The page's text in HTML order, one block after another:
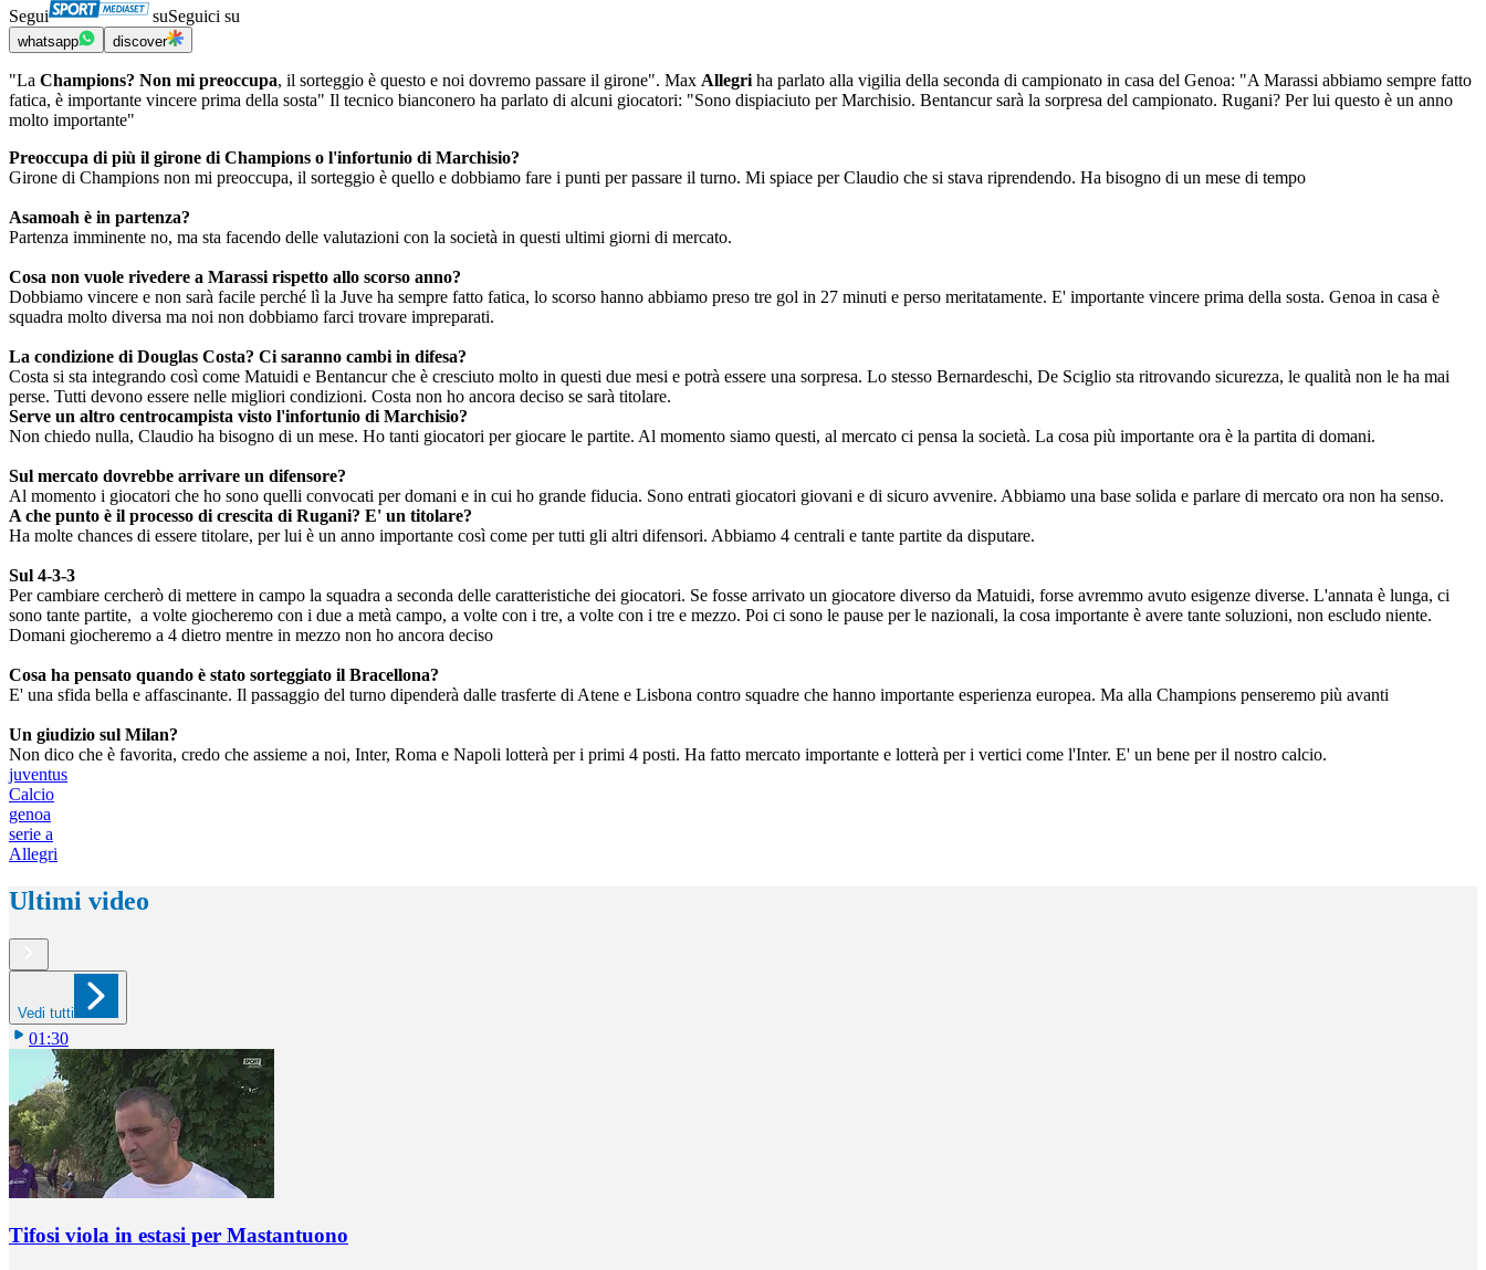
Segui suSeguici su
whatsapp discover
"La Champions? Non mi preoccupa, il sorteggio è questo e noi dovremo passare il girone". Max Allegri ha parlato alla vigilia della seconda di campionato in casa del Genoa: "A Marassi abbiamo sempre fatto
fatica, è importante vincere prima della sosta" Il tecnico bianconero ha parlato di alcuni giocatori: "Sono dispiaciuto per Marchisio. Bentancur sarà la sorpresa del campionato. Rugani? Per lui questo è un anno
molto importante"
Preoccupa di più il girone di Champions o l'infortunio di Marchisio?
Girone di Champions non mi preoccupa, il sorteggio è quello e dobbiamo fare i punti per passare il turno. Mi spiace per Claudio che si stava riprendendo. Ha bisogno di un mese di tempo
Asamoah è in partenza?
Partenza imminente no, ma sta facendo delle valutazioni con la società in questi ultimi giorni di mercato.
Cosa non vuole rivedere a Marassi rispetto allo scorso anno?
Dobbiamo vincere e non sarà facile perché lì la Juve ha sempre fatto fatica, lo scorso hanno abbiamo preso tre gol in 27 minuti e perso meritatamente. E' importante vincere prima della sosta. Genoa in casa è
squadra molto diversa ma noi non dobbiamo farci trovare impreparati.
La condizione di Douglas Costa? Ci saranno cambi in difesa?
Costa si sta integrando così come Matuidi e Bentancur che è cresciuto molto in questi due mesi e potrà essere una sorpresa. Lo stesso Bernardeschi, De Sciglio sta ritrovando sicurezza, le qualità non le ha mai
perse. Tutti devono essere nelle migliori condizioni. Costa non ho ancora deciso se sarà titolare.
Serve un altro centrocampista visto l'infortunio di Marchisio?
Non chiedo nulla, Claudio ha bisogno di un mese. Ho tanti giocatori per giocare le partite. Al momento siamo questi, al mercato ci pensa la società. La cosa più importante ora è la partita di domani.
Sul mercato dovrebbe arrivare un difensore?
Al momento i giocatori che ho sono quelli convocati per domani e in cui ho grande fiducia. Sono entrati giocatori giovani e di sicuro avvenire. Abbiamo una base solida e parlare di mercato ora non ha senso.
A che punto è il processo di crescita di Rugani? E' un titolare?
Ha molte chances di essere titolare, per lui è un anno importante così come per tutti gli altri difensori. Abbiamo 4 centrali e tante partite da disputare.
Sul 4-3-3
Per cambiare cercherò di mettere in campo la squadra a seconda delle caratteristiche dei giocatori. Se fosse arrivato un giocatore diverso da Matuidi, forse avremmo avuto esigenze diverse. L'annata è lunga, ci
sono tante partite, a volte giocheremo con i due a metà campo, a volte con i tre, a volte con i tre e mezzo. Poi ci sono le pause per le nazionali, la cosa importante è avere tante soluzioni, non escludo niente.
Domani giocheremo a 4 dietro mentre in mezzo non ho ancora deciso
Cosa ha pensato quando è stato sorteggiato il Bracellona?
E' una sfida bella e affascinante. Il passaggio del turno dipenderà dalle trasferte di Atene e Lisbona contro squadre che hanno importante esperienza europea. Ma alla Champions penseremo più avanti
Un giudizio sul Milan?
Non dico che è favorita, credo che assieme a noi, Inter, Roma e Napoli lotterà per i primi 4 posti. Ha fatto mercato importante e lotterà per i vertici come l'Inter. E' un bene per il nostro calcio.
juventus
Calcio
genoa
serie a
Allegri
Ultimi video
Vedi tutti
01:30
Tifosi viola in estasi per Mastantuono